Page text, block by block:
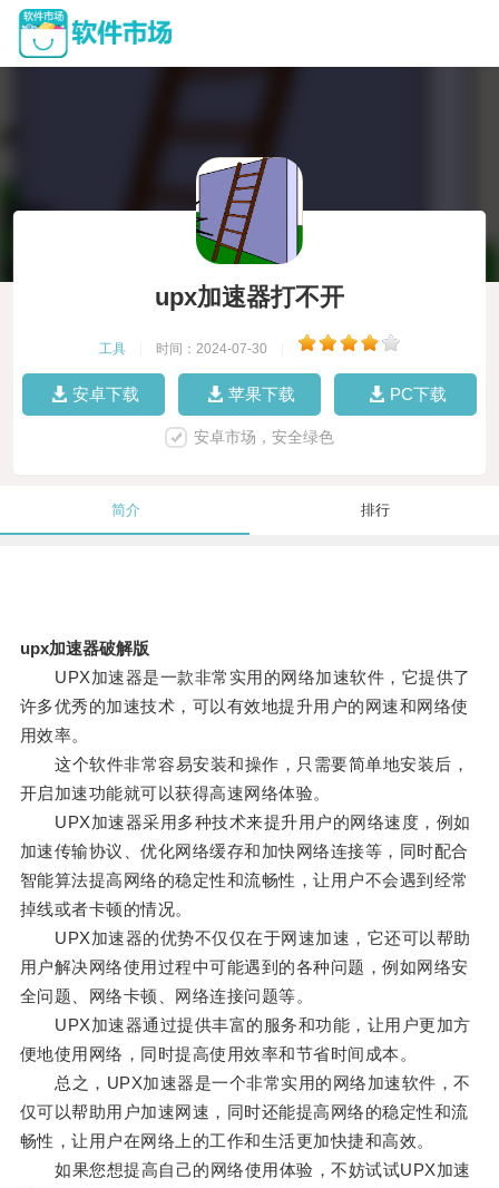
upx加速器打不开
工具 时间：2024-07-30
安卓下载 苹果下载 PC下载
安卓市场，安全绿色
简介 排行
upx加速器破解版
UPX加速器是一款非常实用的网络加速软件，它提供了
许多优秀的加速技术，可以有效地提升用户的网速和网络使
用效率。
这个软件非常容易安装和操作，只需要简单地安装后，
开启加速功能就可以获得高速网络体验。
UPX加速器采用多种技术来提升用户的网络速度，例如
加速传输协议、优化网络缓存和加快网络连接等，同时配合
智能算法提高网络的稳定性和流畅性，让用户不会遇到经常
掉线或者卡顿的情况。
UPX加速器的优势不仅仅在于网速加速，它还可以帮助
用户解决网络使用过程中可能遇到的各种问题，例如网络安
全问题、网络卡顿、网络连接问题等。
UPX加速器通过提供丰富的服务和功能，让用户更加方
便地使用网络，同时提高使用效率和节省时间成本。
总之，UPX加速器是一个非常实用的网络加速软件，不
仅可以帮助用户加速网速，同时还能提高网络的稳定性和流
畅性，让用户在网络上的工作和生活更加快捷和高效。
如果您想提高自己的网络使用体验，不妨试试UPX加速